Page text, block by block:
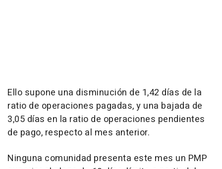
Ello supone una disminución de 1,42 días de la
ratio de operaciones pagadas, y una bajada de
3,05 días en la ratio de operaciones pendientes
de pago, respecto al mes anterior.
Ninguna comunidad presenta este mes un PMP